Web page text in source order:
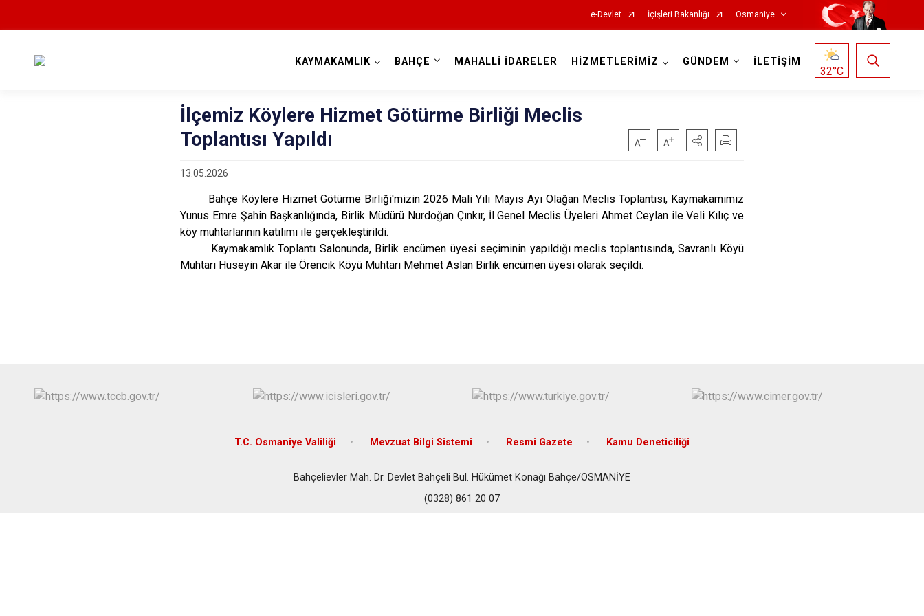
e-Devlet İçişleri Bakanlığı Osmaniye
Düziçi
Hasanbeyli
KAYMAKAMLIK BAHÇE MAHALLİ İDARELER HİZMETLERİMİZ GÜNDEM İLETİŞİM
32°C
İlçemiz Köylere Hizmet Götürme Birliği Meclis
Toplantısı Yapıldı
13.05.2026
Bahçe Köylere Hizmet Götürme Birliği'mizin 2026 Mali Yılı Mayıs Ayı Olağan Meclis Toplantısı, Kaymakamımız
Yunus Emre Şahin Başkanlığında, Birlik Müdürü Nurdoğan Çınkır, İl Genel Meclis Üyeleri Ahmet Ceylan ile Veli Kılıç ve
köy muhtarlarının katılımı ile gerçekleştirildi.
Kaymakamlık Toplantı Salonunda, Birlik encümen üyesi seçiminin yapıldığı meclis toplantısında, Savranlı Köyü
Muhtarı Hüseyin Akar ile Örencik Köyü Muhtarı Mehmet Aslan Birlik encümen üyesi olarak seçildi.
T.C. Osmaniye Valiliği Mevzuat Bilgi Sistemi Resmi Gazete Kamu Deneticiliği
Bahçelievler Mah. Dr. Devlet Bahçeli Bul. Hükümet Konağı Bahçe/OSMANİYE
(0328) 861 20 07